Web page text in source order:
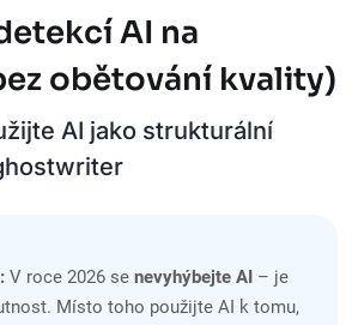
AI na
obětování kvality)
AI jako strukturální
V roce 2026 se nevyhýbejte AI – je
Místo toho použijte AI k tomu,